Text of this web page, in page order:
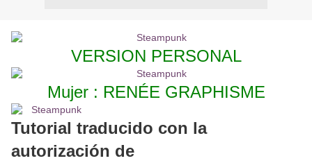
VERSION PERSONAL
Mujer : RENÉE GRAPHISME
Tutorial traducido con la
autorización de